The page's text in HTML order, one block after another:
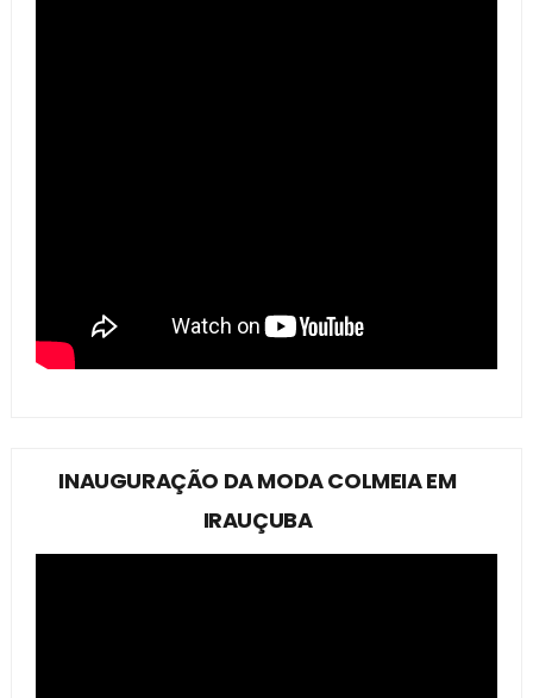
INAUGURAÇÃO DA MODA COLMEIA EM
IRAUÇUBA